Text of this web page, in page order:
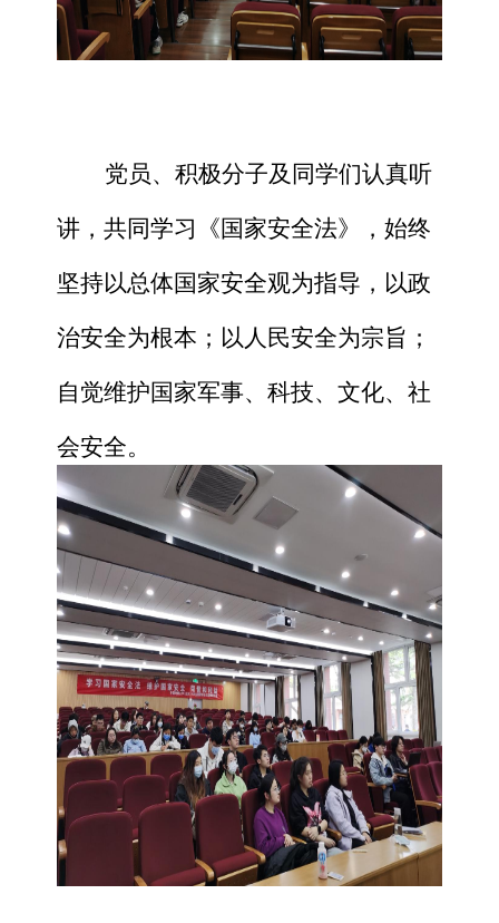
党员、积极分子及同学们认真听
讲，共同学习《国家安全法》 ，始终
坚持以总体国家安全观为指导，以政
治安全为根本；以人民安全为宗旨；
自觉维护国家军事、科技、文化、社
会安全。